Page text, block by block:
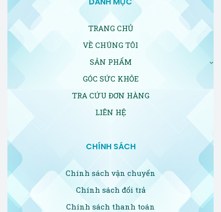
TRANG CHỦ
VỀ CHÚNG TÔI
SẢN PHẨM
GÓC SỨC KHỎE
TRA CỨU ĐƠN HÀNG
LIÊN HỆ
CHÍNH SÁCH
Chính sách vận chuyển
Chính sách đổi trả
Chính sách thanh toán